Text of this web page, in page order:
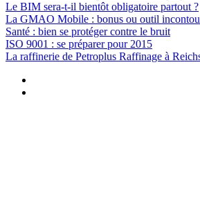
Le BIM sera-t-il bientôt obligatoire partout ?
La GMAO Mobile : bonus ou outil
Santé : bien se protéger contre le bruit
ISO 9001 : se préparer pour 2015
La raffinerie de Petroplus Raffinage à